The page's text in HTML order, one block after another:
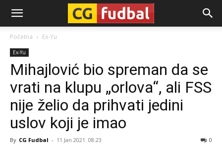
CG-
Fudbal
Početna Ex-Yu
Ex-Yu
Mihajlović bio spreman da se
vrati na klupu „orlova“, ali FSS
nije želio da prihvati jedini
uslov koji je imao
By CG Fudbal - 11 Jan 2021. 08:23 0